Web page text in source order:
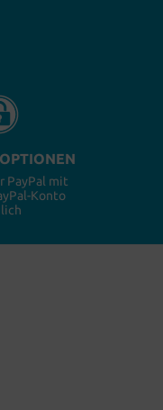
PayPal mit
Konto